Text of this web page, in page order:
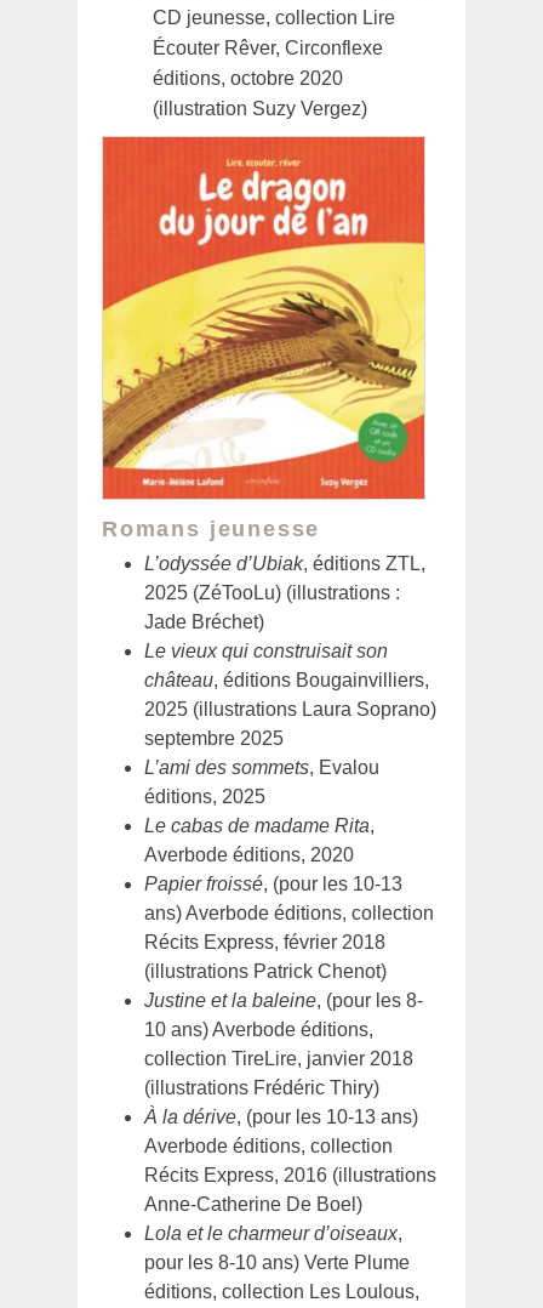
CD jeunesse, collection Lire
Écouter Rêver, Circonflexe
éditions, octobre 2020
(illustration Suzy Vergez)
Romans jeunesse
L’odyssée d’Ubiak, éditions ZTL,
2025 (ZéTooLu) (illustrations :
Jade Bréchet)
Le vieux qui construisait son
château, éditions Bougainvilliers,
2025 (illustrations Laura Soprano)
septembre 2025
L’ami des sommets, Evalou
éditions, 2025
Le cabas de madame Rita,
Averbode éditions, 2020
Papier froissé, (pour les 10-13
ans) Averbode éditions, collection
Récits Express, février 2018
(illustrations Patrick Chenot)
Justine et la baleine, (pour les 8-
10 ans) Averbode éditions,
collection TireLire, janvier 2018
(illustrations Frédéric Thiry)
À la dérive, (pour les 10-13 ans)
Averbode éditions, collection
Récits Express, 2016 (illustrations
Anne-Catherine De Boel)
Lola et le charmeur d’oiseaux,
pour les 8-10 ans) Verte Plume
éditions, collection Les Loulous,